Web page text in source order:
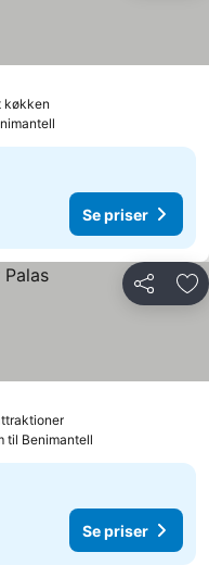
køkken
Se priser
Del
Se priser
til Benimantell
Se priser